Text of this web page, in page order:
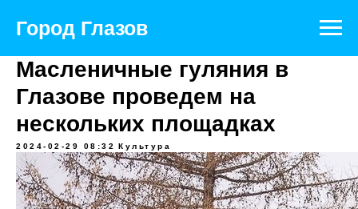
Город Глазов
Масленичные гуляния в
Глазове проведем на
нескольких площадках
2024-02-29 08:32 Культура